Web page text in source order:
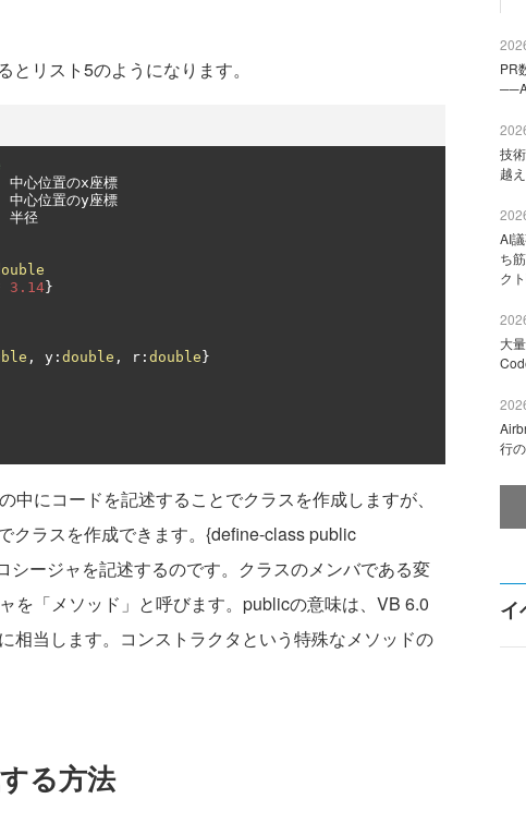
リスト5のようになります。
中心位置のx座標
中心位置のy座標
半径
3.14 }
, y : double , r : double }
にコードを記述することでクラスを作成しますが、
クラスを作成できます。{define-class public
シージャを記述するのです。クラスのメンバである変
を「メソッド」と呼びます。publicの意味は、VB 6.0
相当します。コンストラクタという特殊なメソッドの
る方法
PR
技
越
AI
ち
ク
大
行
イ